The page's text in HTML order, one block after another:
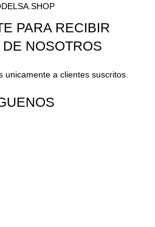
PARA RECIBIR
NOSOTROS
unicamente a clientes suscritos.